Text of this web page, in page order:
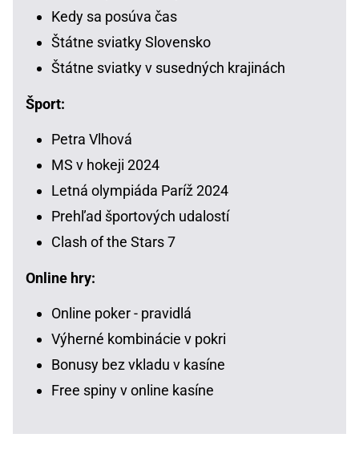
Kedy sa posúva čas
Štátne sviatky Slovensko
Štátne sviatky v susedných krajinách
Šport:
Petra Vlhová
MS v hokeji 2024
Letná olympiáda Paríž 2024
Prehľad športových udalostí
Clash of the Stars 7
Online hry:
Online poker - pravidlá
Výherné kombinácie v pokri
Bonusy bez vkladu v kasíne
Free spiny v online kasíne